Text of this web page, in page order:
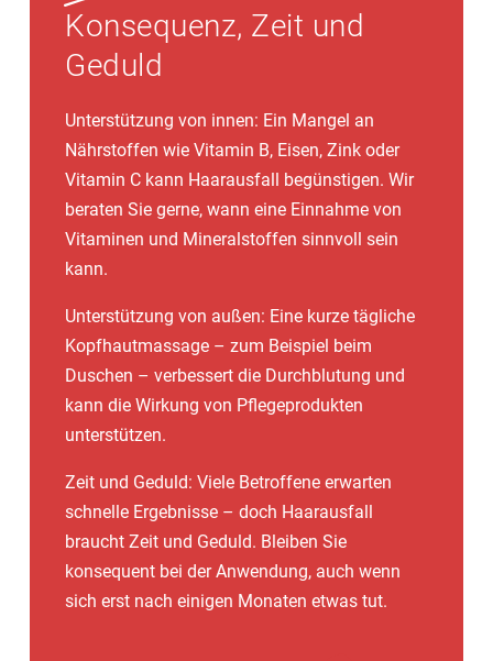
Konsequenz, Zeit und
Geduld
Unterstützung von innen: Ein Mangel an
Nährstoffen wie Vitamin B, Eisen, Zink oder
Vitamin C kann Haarausfall begünstigen. Wir
beraten Sie gerne, wann eine Einnahme von
Vitaminen und Mineralstoffen sinnvoll sein
kann.
Unterstützung von außen: Eine kurze tägliche
Kopfhautmassage – zum Beispiel beim
Duschen – verbessert die Durchblutung und
kann die Wirkung von Pflegeprodukten
unterstützen.
Zeit und Geduld: Viele Betroffene erwarten
schnelle Ergebnisse – doch Haarausfall
braucht Zeit und Geduld. Bleiben Sie
konsequent bei der Anwendung, auch wenn
sich erst nach einigen Monaten etwas tut.